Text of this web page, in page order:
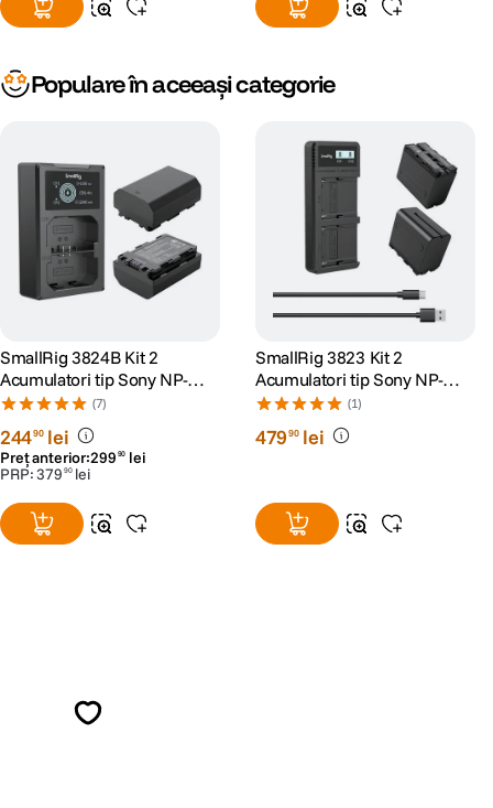
Populare în aceeași categorie
SmallRig 3824B Kit 2
Acumulatori tip Sony NP-
FZ100 si Incarcator
(7)
24490 lei
Preț anterior:299 90 lei
PRP:379 90 lei
SmallRig 3823 Kit 2
Acumulatori tip Sony NP-
F970 si Incarcator
(1)
47990 lei